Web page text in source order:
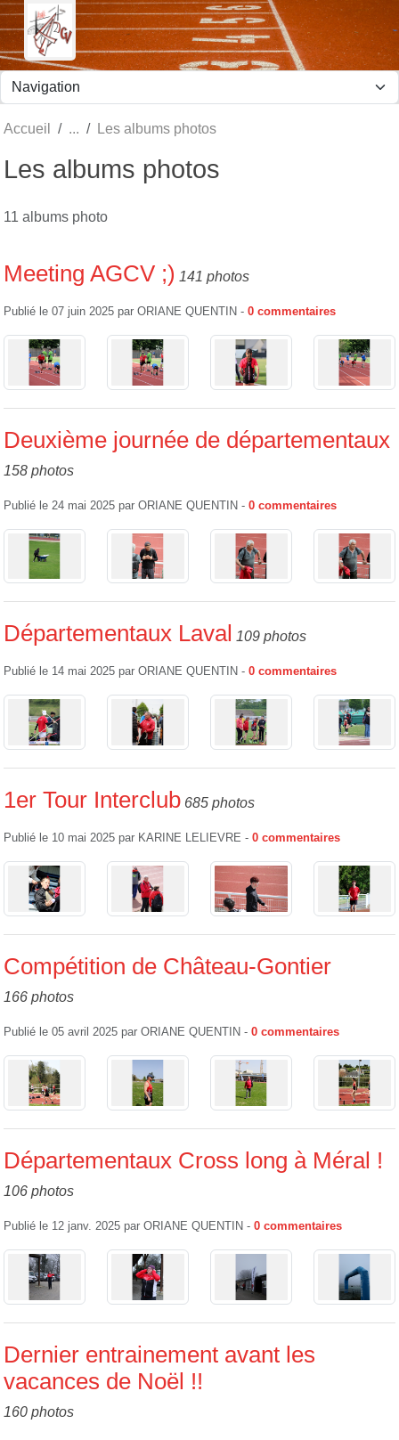
Accueil Les albums photos
Les albums photos
11 albums photo
Meeting AGCV ;) 141 photos
Publié le 07 juin 2025 par ORIANE QUENTIN - 0 commentaires
Deuxième journée de départementaux
158 photos
Publié le 24 mai 2025 par ORIANE QUENTIN - 0 commentaires
Départementaux Laval 109 photos
Publié le 14 mai 2025 par ORIANE QUENTIN - 0 commentaires
1er Tour Interclub 685 photos
Publié le 10 mai 2025 par KARINE LELIEVRE - 0 commentaires
Compétition de Château-Gontier
166 photos
Publié le 05 avril 2025 par ORIANE QUENTIN - 0 commentaires
Départementaux Cross long à Méral !
106 photos
Publié le 12 janv. 2025 par ORIANE QUENTIN - 0 commentaires
Dernier entrainement avant les
vacances de Noël !!
160 photos
Panneau de gestion des cookies